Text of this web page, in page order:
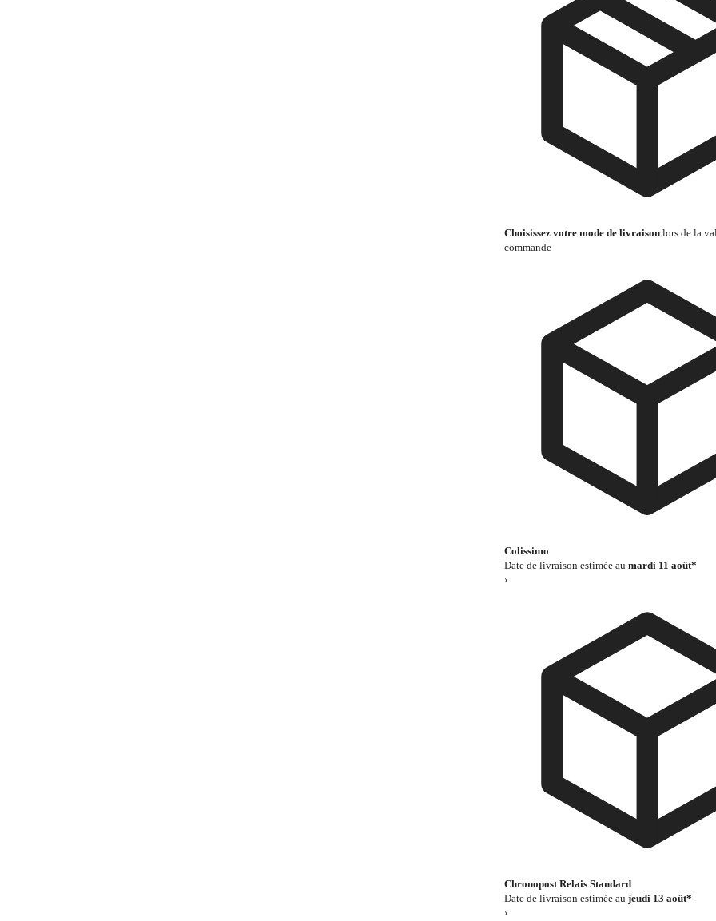
Choisissez votre mode de livraison lors de la
commande
Colissimo
Date de livraison estimée au mardi 11 août*
›
Chronopost Relais Standard
Date de livraison estimée au jeudi 13 août*
›